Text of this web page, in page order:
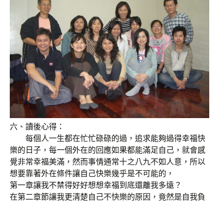
六、讀後心得：
每個人一生都在忙忙碌碌的過，追求能夠過得幸福快
樂的日子，每一個外在的回應如果都能滿足自己，就會感
覺非常幸福美滿，然而事情通常十之八九不如人意，所以
想要靠著外在條件讓自己快樂幾乎是不可能的，
第一章讓我不禁得好好想想幸福到底還離我多遠？
在第二章節讓我更清楚自己不快樂的原因，竟然是自我負